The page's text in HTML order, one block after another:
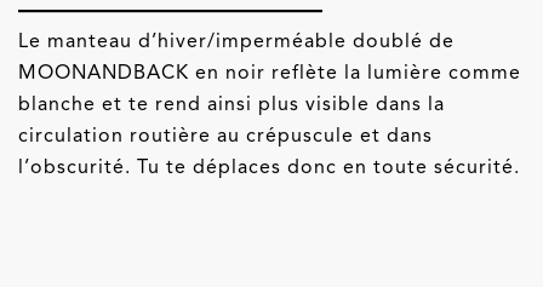
Le manteau d’hiver/imperméable doublé de
MOONANDBACK en noir reflète la lumière comme
blanche et te rend ainsi plus visible dans la
circulation routière au crépuscule et dans
l’obscurité. Tu te déplaces donc en toute sécurité.